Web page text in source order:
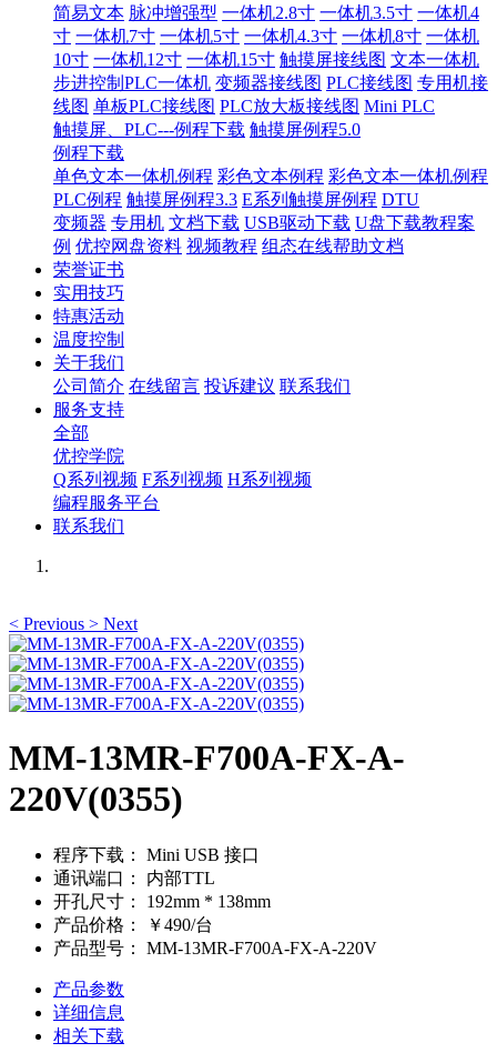
简易文本 脉冲增强型 一体机2.8寸 一体机3.5寸 一体机4
寸 一体机7寸 一体机5寸 一体机4.3寸 一体机8寸 一体机
10寸 一体机12寸 一体机15寸 触摸屏接线图 文本一体机
步进控制PLC一体机 变频器接线图 PLC接线图 专用机接
线图 单板PLC接线图 PLC放大板接线图 Mini PLC
触摸屏、PLC---例程下载 触摸屏例程5.0
例程下载
单色文本一体机例程 彩色文本例程 彩色文本一体机例程
PLC例程 触摸屏例程3.3 E系列触摸屏例程 DTU
变频器 专用机 文档下载 USB驱动下载 U盘下载教程案
例 优控网盘资料 视频教程 组态在线帮助文档
荣誉证书
实用技巧
特惠活动
温度控制
关于我们
公司简介 在线留言 投诉建议 联系我们
服务支持
全部
优控学院
Q系列视频 F系列视频 H系列视频
编程服务平台
联系我们
< Previous > Next
MM-13MR-F700A-FX-A-
220V(0355)
程序下载：
Mini USB 接口
通讯端口：
内部TTL
开孔尺寸：
192mm * 138mm
产品价格：
￥490/台
产品型号：
MM-13MR-F700A-FX-A-220V
产品参数
详细信息
相关下载